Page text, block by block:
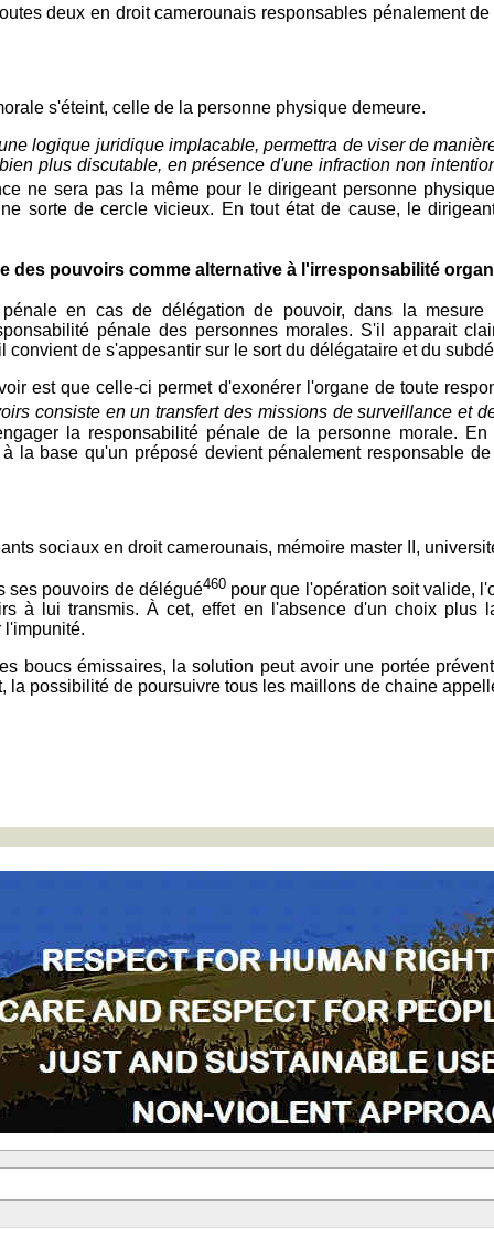
deux en droit camerounais responsables pénalement
s'éteint, celle de la personne physique demeure.
logique juridique implacable, permettra de viser de
plus discutable, en présence d'une infraction non
ne sera pas la même pour le dirigeant personne
sorte de cercle vicieux. En tout état de cause, le
des pouvoirs comme alternative à l'irresponsabilité
en cas de délégation de pouvoir, dans la
pénale des personnes morales. S'il apparait
de s'appesantir sur le sort du délégataire et du
est que celle-ci permet d'exonérer l'organe de toute
consiste en un transfert des missions de surveillance et
la responsabilité pénale de la personne morale.
la base qu'un préposé devient pénalement responsable
sociaux en droit camerounais, mémoire master II,
ses pouvoirs de délégué460pour que l'opération soit valide,
à lui transmis. À cet, effet en l'absence d'un choix
l'impunité.
boucs émissaires, la solution peut avoir une portée
possibilité de poursuivre tous les maillons de chaine